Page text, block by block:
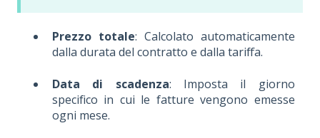
Prezzo totale: Calcolato automaticamente
dalla durata del contratto e dalla tariffa.
Data di scadenza: Imposta il giorno
specifico in cui le fatture vengono emesse
ogni mese.